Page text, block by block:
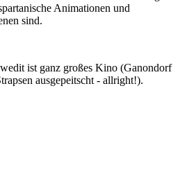
Animationen und
sind.
ist ganz großes Kino (Ganondorf
ausgepeitscht - allright!).